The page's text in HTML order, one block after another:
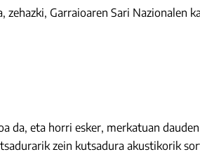
Garraioaren Sari
da, eta horri esker, merkatuan
zein kutsadura akustikorik